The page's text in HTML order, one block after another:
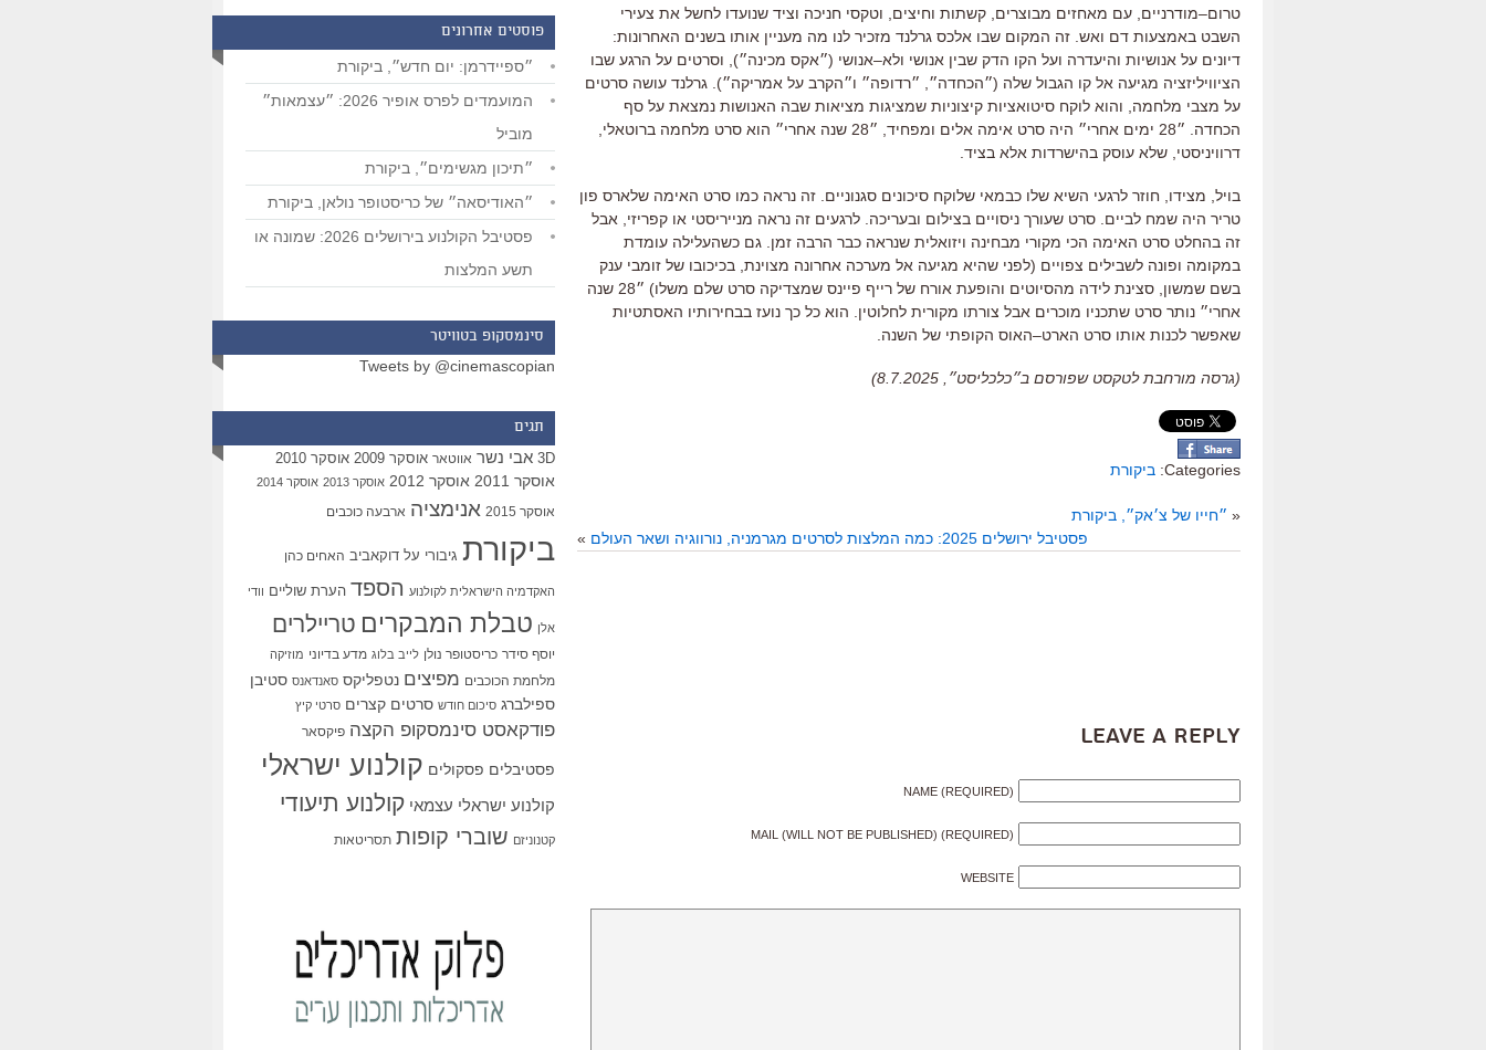
טרום–מודרניים עם מאחזים מבוצרים קשתות וחיצים
וטקסי חניכה וציד שנועדו לחשל את צעירי
השבט באמצעות דם ואש זה המקום שבו אלכס גרלנד מזכיר לנו מה מעניין אותו בשנים האחרונות:
דיונים על אנושיות והיעדרה ועל הקו הדק שבין אנושי ולא–אנושי (״אקס מכינה״), וסרטים על הרגע שבו
הציוויליזציה מגיעה אל קו הגבול שלה (״הכחדה״ ״רדופה״ ו״הקרב על אמריקה״). גרלנד עושה סרטים
על מצבי מלחמה
והוא לוקח סיטואציות קיצוניות שמציגות מציאות שבה האנושות נמצאת על סף
הכחדה
״28 ימים אחרי״ היה סרט אימה אלים ומפחיד ״28 שנה אחרי״ הוא סרט מלחמה ברוטאלי
דרוויניסטי שלא עוסק בהישרדות אלא בציד
בויל מצידו חוזר לרגעי השיא שלו כבמאי שלוקח סיכונים סגנוניים זה נראה כמו סרט האימה שלארס פון
טריר היה שמח לביים סרט שעורך ניסויים בצילום ובעריכה לרגעים זה נראה מנייריסטי או קפריזי
אבל
זה בהחלט סרט האימה הכי מקורי מבחינה ויזואלית שנראה כבר הרבה זמן גם כשהעלילה עומדת
במקומה ופונה לשבילים צפויים (לפני שהיא מגיעה אל מערכה אחרונה מצוינת בכיכובו של זומבי ענק
בשם שמשון סצינת לידה מהסיוטים והופעת אורח של רייף פיינס שמצדיקה סרט שלם משלו) ״28 שנה
אחרי״ נותר סרט שתכניו מוכרים אבל צורתו מקורית לחלוטין
הוא כל כך נועז בבחירותיו האסתטיות
שאפשר לכנות אותו סרט הארט–האוס הקופתי של השנה
(גרסה מורחבת לטקסט שפורסם ב״כלכליסט״, 8.7.2025)
Categories: ביקורת
« ״חייו של צ׳אק״, ביקורת
פסטיבל ירושלים 2025: כמה המלצות לסרטים מגרמניה, נורווגיה ושאר העולם
»
Leave a Reply
NAME (REQUIRED)
MAIL (WILL NOT BE PUBLISHED) (REQUIRED)
WEBSITE
פוסטים אחרונים
״ספיידרמן: יום חדש״, ביקורת
המועמדים לפרס אופיר 2026: ״עצמאות״
מוביל
״תיכון מגשימים״, ביקורת
״האודיסאה״ של כריסטופר נולאן, ביקורת
פסטיבל הקולנוע בירושלים 2026: שמונה או
תשע המלצות
סינמסקופ בטוויטר
Tweets by @cinemascopian
תגים
3D אבי נשר אווטאר אוסקר 2009 אוסקר 2010
אוסקר 2011 אוסקר 2012 אוסקר 2013 אוסקר 2014
אוסקר 2015 אנימציה ארבעה כוכבים
ביקורת גיבורי על דוקאביב האחים כהן
האקדמיה הישראלית לקולנוע הספד הערת שוליים וודי
אלן טבלת המבקרים טריילרים
יוסף סידר כריסטופר נולן לייב בלוג מדע בדיוני מוזיקה
מלחמת הכוכבים מפיצים נטפליקס סאנדאנס סטיבן
ספילברג סיכום חודש סרטים קצרים סרטי קיץ
פודקאסט סינמסקופ הקצה פיקסאר
פסטיבלים פסקולים קולנוע ישראלי
קולנוע ישראלי עצמאי קולנוע תיעודי
קטנוניזם שוברי קופות תסריטאות